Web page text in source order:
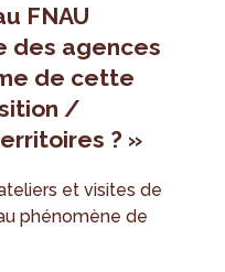
FNAU
des agences
de cette
/
? »
et visites de
phénomène de